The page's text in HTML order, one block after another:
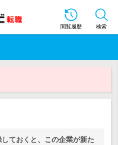
閲覧履歴 検索
ておくと、この企業が新た